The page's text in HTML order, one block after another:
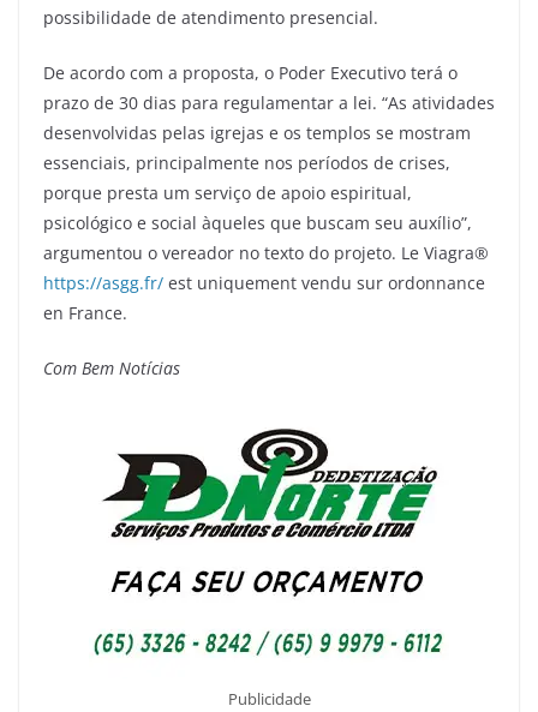
possibilidade de atendimento presencial.
De acordo com a proposta, o Poder Executivo terá o
prazo de 30 dias para regulamentar a lei. “As atividades
desenvolvidas pelas igrejas e os templos se mostram
essenciais, principalmente nos períodos de crises,
porque presta um serviço de apoio espiritual,
psicológico e social àqueles que buscam seu auxílio”,
argumentou o vereador no texto do projeto. Le Viagra®
https://asgg.fr/ est uniquement vendu sur ordonnance
en France.
Com Bem Notícias
Publicidade